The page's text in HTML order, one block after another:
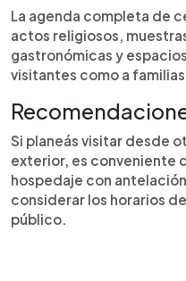
La agenda completa de
actos religiosos,
gastronómicas y
visitantes como a
Si planeás visitar desde
exterior, es conveniente
hospedaje con
considerar los horarios
público.